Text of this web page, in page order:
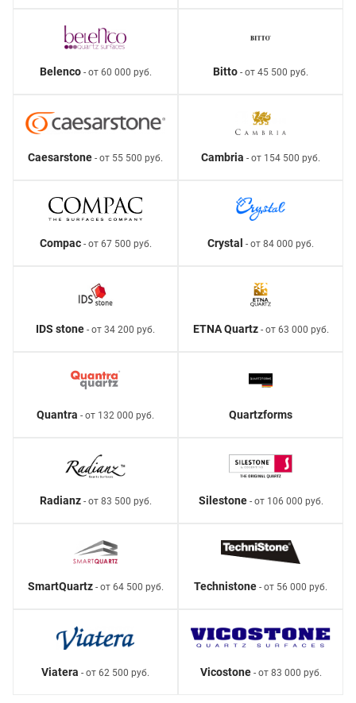
Belenco- от 60 000 руб. Bitto - от 45 500 руб.
Caesarstone - от 55 500 руб. Cambria - от 154 500 руб.
Compac- от 67 500 руб. Crystal - от 84 000 руб.
IDS stone - от 34 200 руб. ETNA Quartz- от 63 000 руб.
Quantra - от 132 000 руб. Quartzforms
Radianz- от 83 500 руб. Silestone- от 106 000 руб.
SmartQuartz- от 64 500 руб. Technistone - от 56 000 руб.
Viatera - от 62 500 руб. Vicostone- от 83 000 руб.